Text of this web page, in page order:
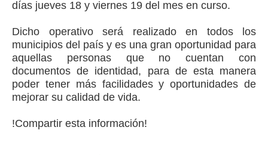
días jueves 18 y viernes 19 del mes en curso.
Dicho operativo será realizado en todos los
municipios del país y es una gran oportunidad para
aquellas personas que no cuentan con
documentos de identidad, para de esta manera
poder tener más facilidades y oportunidades de
mejorar su calidad de vida.
!Compartir esta información!